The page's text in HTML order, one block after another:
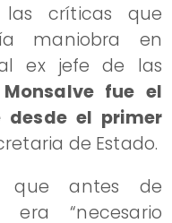
críticas que
maniobra en
ex jefe de las
fue el
el primer
de Estado.
que antes de
“necesario